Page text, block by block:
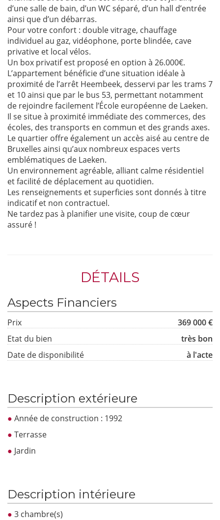
d’une salle de bain, d’un WC séparé, d’un hall d’entrée
ainsi que d’un débarras.
Pour votre confort : double vitrage, chauffage
individuel au gaz, vidéophone, porte blindée, cave
privative et local vélos.
Un box privatif est proposé en option à 26.000€.
L’appartement bénéficie d’une situation idéale à
proximité de l’arrêt Heembeek, desservi par les trams 7
et 10 ainsi que par le bus 53, permettant notamment
de rejoindre facilement l’École européenne de Laeken.
Il se situe à proximité immédiate des commerces, des
écoles, des transports en commun et des grands axes.
Le quartier offre également un accès aisé au centre de
Bruxelles ainsi qu’aux nombreux espaces verts
emblématiques de Laeken.
Un environnement agréable, alliant calme résidentiel
et facilité de déplacement au quotidien.
Les renseignements et superficies sont donnés à titre
indicatif et non contractuel.
Ne tardez pas à planifier une visite, coup de cœur
assuré !
DÉTAILS
Aspects Financiers
Prix
369 000 €
Etat du bien
très bon
Date de disponibilité
à l'acte
Description extérieure
Année de construction : 1992
Terrasse
Jardin
Description intérieure
3 chambre(s)